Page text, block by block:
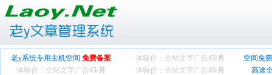
老y系统专用主机空间 免费备案 体验价：全站文字广告45/月
空间免
体验价：全站文字广告45/月 体验价：全站文字广告45/月
高速